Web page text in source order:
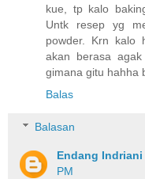
kue, tp kalo
Untk resep yg
powder. Krn kalo
akan berasa
gimana gitu hahha
Balas
Balasan
Endang Indriani
PM